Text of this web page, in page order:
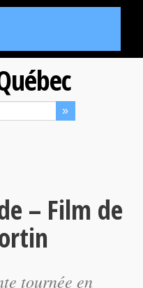
– Film de
tournée en